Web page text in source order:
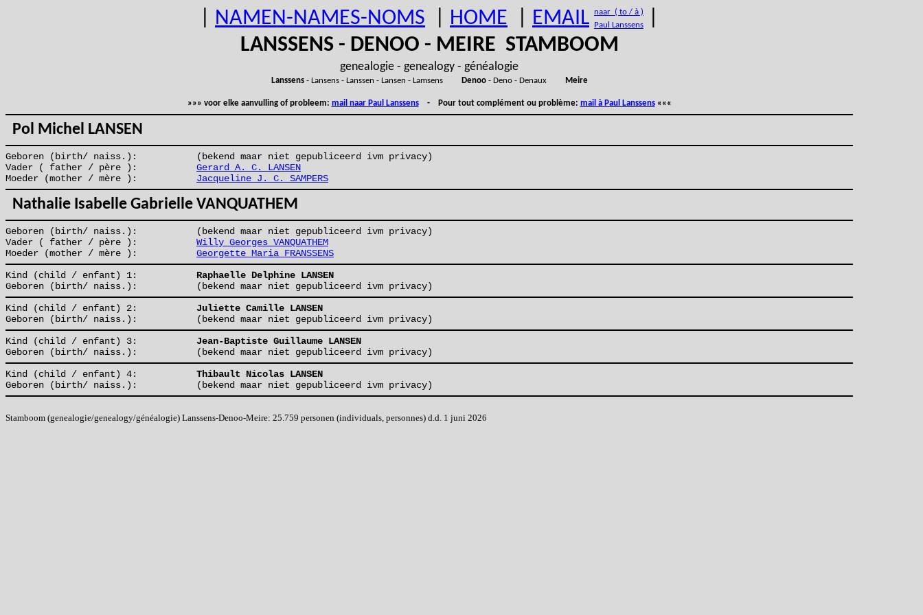
NAMEN-NAMES-NOMS HOME EMAIL naar ( to / à )
Paul Lanssens
LANSSENS - DENOO - MEIRE STAMBOOM
genealogie - genealogy - généalogie
Lanssens- Lansens - Lanssen - Lansen - Lamsens Denoo- Deno - Denaux Meire
»»» voor elke aanvulling of probleem: mail naar Paul Lanssens- Pour tout complément ou problème: mail à Paul Lanssens«««
Pol Michel LANSEN
Geboren (birth/ naiss.):
(bekend maar niet gepubliceerd ivm privacy)
Vader ( father / père ):
Gerard A. C. LANSEN
Moeder (mother / mère ):
Jacqueline J. C. SAMPERS
Nathalie Isabelle Gabrielle VANQUATHEM
Geboren (birth/ naiss.):
(bekend maar niet gepubliceerd ivm privacy)
Vader ( father / père ):
Willy Georges VANQUATHEM
Moeder (mother / mère ):
Georgette Maria FRANSSENS
Kind (child / enfant) 1:
Raphaelle Delphine LANSEN
Geboren (birth/ naiss.):
(bekend maar niet gepubliceerd ivm privacy)
Kind (child / enfant) 2:
Juliette Camille LANSEN
Geboren (birth/ naiss.):
(bekend maar niet gepubliceerd ivm privacy)
Kind (child / enfant) 3:
Jean-Baptiste Guillaume LANSEN
Geboren (birth/ naiss.):
(bekend maar niet gepubliceerd ivm privacy)
Kind (child / enfant) 4:
Thibault Nicolas LANSEN
Geboren (birth/ naiss.):
(bekend maar niet gepubliceerd ivm privacy)
Stamboom (genealogie/genealogy/généalogie) Lanssens-Denoo-Meire: 25.759 personen (individuals, personnes) d.d. 1 juni 2026